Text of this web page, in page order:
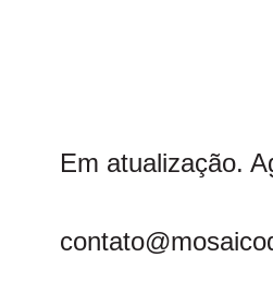
Em atualização.